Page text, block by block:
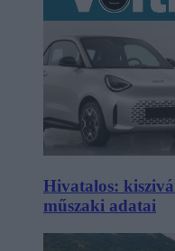
Hivatalos:
műszaki adatai